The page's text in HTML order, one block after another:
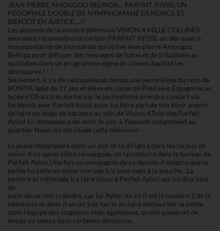
JEAN PIERRE AMOUGOU BELINGA… PARFAIT AYISSI: UN
PÉDOPHILE DOUBLE DE NYMPHOMANE DÉNONCÉ ET
BIENTÔT EN JUSTICE….!!
Les abonnés de la sinistre télévision VISION 4 MILLE COLLINES
devraient reconnaitre un certain PARFAIT AYISSI, un des quatre
mousquetaires de journaliste qu’utilise Jean pierre Amougou
Belinga pour diffuser des messages de haine et de tribalisme au
quotidien dans un programme digne de clowns baptisé les
dinosaures ! ! !
Seulement, il y’a de cela quelques temps,une jeune élève du nom de
BONITA âgée de 17 ans et élève en classe de Première Espagnole au
lycée d’Obala très éprise par le journalisme prendra contact via
facebook avec Parfait Ayissi pour lui faire part de son désir ardent
de faire un stage de vacance au sein de Vision 4.Très vite,Parfait
Ayissi lui demandera de venir le voir à Yaoundé notamment au
quartier Nsam où est située cette télévision
La jeune débarquera donc un soir et se dirigera dans les locaux de
vision 4 où après s’être renseignée, on laconduira dans le bureau de
Parfait Ayissi.Une fois en compagnie de ce dernier,il exigera que la
petite lui colle un bisou non pas à la joue mais à la bouche…La
petite très intimidée ira faire bisou à Parfait Ayissi qui lui dira tout
de
suite de ne rien craindre, car lui Ayissi dira t-il est le numéro 2 de la
télévision et donc il serait très facile de faire embaucher la petite
dans l’équipe des stagiaires mais également, qu’elle passerait de
temps en temps dans certaines émissions.